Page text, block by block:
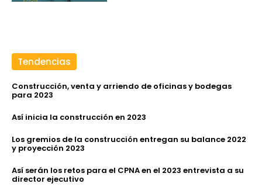
Tendencias
Construcción, venta y arriendo de oficinas y bodegas
para 2023
Así inicia la construcción en 2023
Los gremios de la construcción entregan su balance 2022
y proyección 2023
Así serán los retos para el CPNA en el 2023 entrevista a su
director ejecutivo